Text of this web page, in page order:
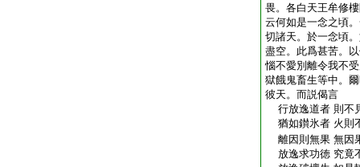
畏。各白天王牟修
云何如是一念之頃
切諸天。於一念頃
盡空。此爲甚苦。
惱不愛別離令我不
獄餓鬼畜生等中。
彼天。而説偈言
行放逸道者 則不
猶如鑚氷者 火則
離因則無果 無因
放逸求功徳 究竟